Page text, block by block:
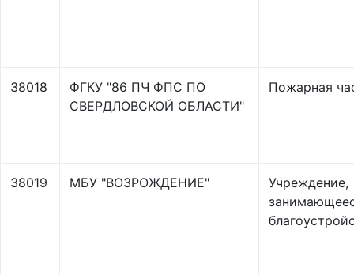
38018
ФГКУ "86 ПЧ ФПС ПО
СВЕРДЛОВСКОЙ ОБЛАСТИ"
Пожарная
38019 МБУ "ВОЗРОЖДЕНИЕ"
Учреждение,